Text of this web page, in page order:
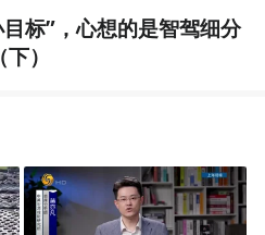
标”，心想的是智驾细分
）